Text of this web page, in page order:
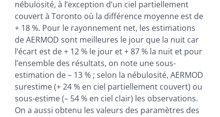
nébulosité, à l’exception d’un ciel partiellement
couvert à Toronto où la différence moyenne est de
+ 18 %. Pour le rayonnement net, les estimations
de AERMOD sont meilleures le jour que la nuit car
l’écart est de + 12 % le jour et + 87 % la nuit et pour
l’ensemble des résultats, on note une sous-
estimation de – 13 % ; selon la nébulosité, AERMOD
surestime (+ 24 % en ciel partiellement couvert) ou
sous-estime (– 54 % en ciel clair) les observations.
On a aussi obtenu les valeurs des paramètres des